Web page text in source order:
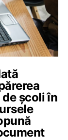
școli în